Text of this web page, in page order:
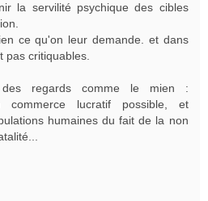
la servilité psychique des cibles
ce qu'on leur demande. et dans
pas critiquables.
des regards comme le mien :
commerce lucratif possible, et
humaines du fait de la non